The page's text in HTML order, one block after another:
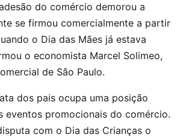
do comércio demorou a
se firmou comercialmente a partir
o Dia das Mães já estava
o economista Marcel Solimeo,
de São Paulo.
dos pais ocupa uma posição
eventos promocionais do comércio.
com o Dia das Crianças o